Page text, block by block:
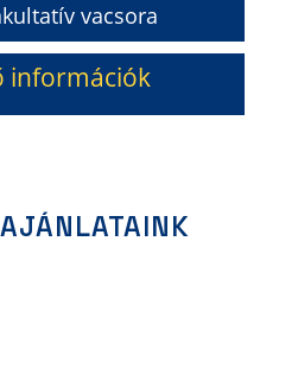
vacsora
információk